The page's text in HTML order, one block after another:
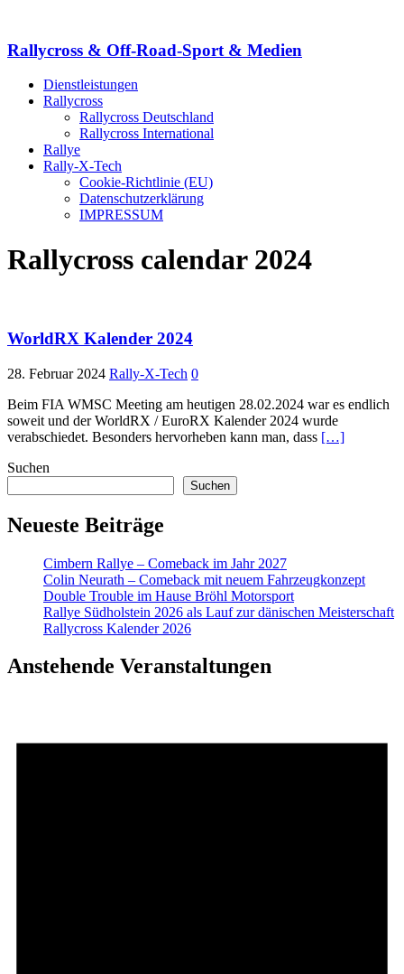
Rallycross & Off-Road-Sport & Medien
Dienstleistungen
Rallycross
Rallycross Deutschland
Rallycross International
Rallye
Rally-X-Tech
Cookie-Richtlinie (EU)
Datenschutzerklärung
IMPRESSUM
Rallycross calendar 2024
WorldRX Kalender 2024
28. Februar 2024 Rally-X-Tech 0
Beim FIA WMSC Meeting am heutigen 28.02.2024 war es endlich
soweit und der WorldRX / EuroRX Kalender 2024 wurde
verabschiedet. Besonders hervorheben kann man, dass […]
Suchen
Suchen
Neueste Beiträge
Cimbern Rallye – Comeback im Jahr 2027
Colin Neurath – Comeback mit neuem Fahrzeugkonzept
Double Trouble im Hause Bröhl Motorsport
Rallye Südholstein 2026 als Lauf zur dänischen Meisterschaft
Rallycross Kalender 2026
Anstehende Veranstaltungen